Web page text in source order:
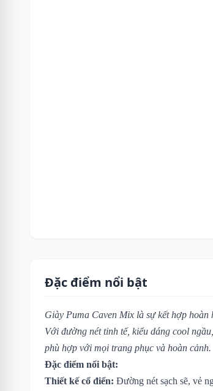
Đặc điểm nổi bật
Giày Puma Caven Mix là sự kết hợp
Với đường nét tinh tế, kiểu dáng cool
phù hợp với mọi trang phục và hoàn cảnh.
Đặc điểm nổi bật:
Thiết kế cổ điển: Đường nét sạch sẽ, vẻ